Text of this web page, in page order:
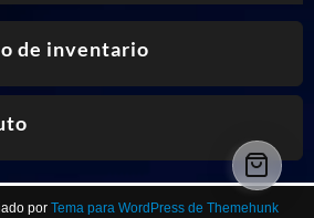
de inventario
originalactual
por Tema para WordPress de Themehunk